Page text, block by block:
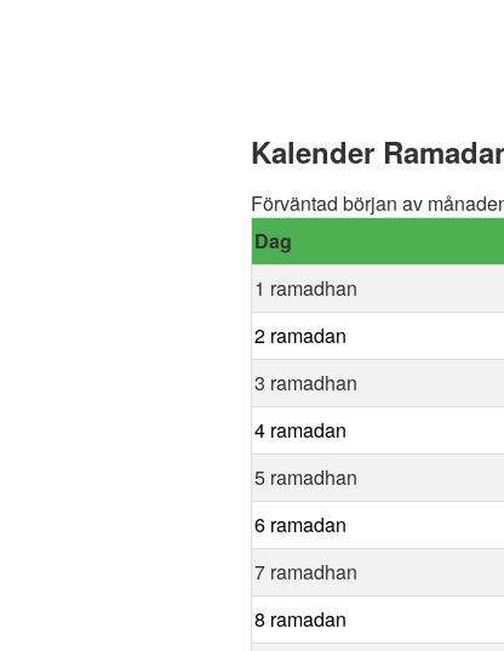
Kalender
Förväntad början av
Dag
1 ramadhan
2 ramadan
3 ramadhan
4 ramadan
5 ramadhan
6 ramadan
7 ramadhan
8 ramadan